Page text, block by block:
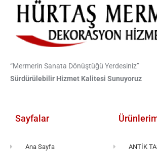
“Mermerin Sanata Dönüştüğü Yerdesiniz”
Sürdürülebilir Hizmet Kalitesi Sunuyoruz
Sayfalar
Ana Sayfa ANTİK